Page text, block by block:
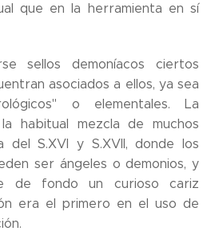
que en la herramienta en sí
sellos demoníacos ciertos
asociados a ellos, ya sea
o elementales. La
habitual mezcla de muchos
del S.XVI y S.XVII, donde los
ser ángeles o demonios, y
de fondo un curioso cariz
era el primero en el uso de